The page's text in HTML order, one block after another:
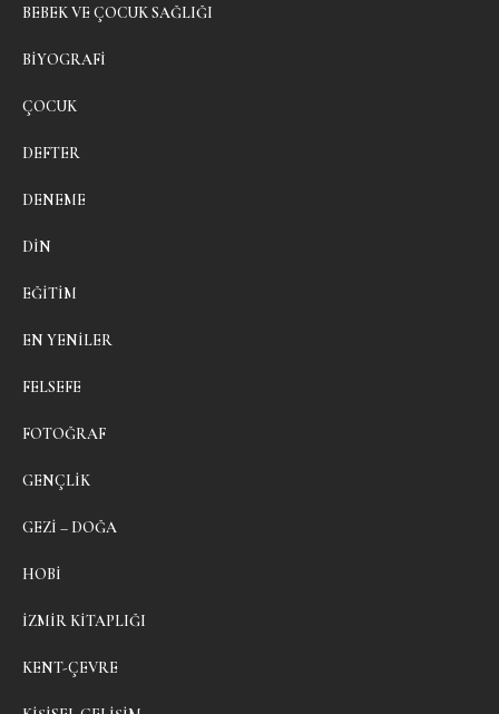
BEBEK VE ÇOCUK SAĞLIĞI
BIYOGRAFI
ÇOCUK
DEFTER
DENEME
DIN
EĞITIM
EN YENILER
FELSEFE
FOTOĞRAF
GENÇLIK
GEZI – DOĞA
HOBI
İZMIR KITAPLIĞI
KENT-ÇEVRE